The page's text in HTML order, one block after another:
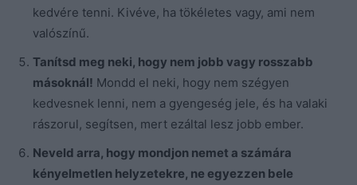
kedvére tenni. Kivéve, ha tökéletes vagy, ami nem
valószínű.
Tanítsd meg neki, hogy nem jobb vagy rosszabb
másoknál! Mondd el neki, hogy nem szégyen
kedvesnek lenni, nem a gyengeség jele, és ha valaki
rászorul, segítsen, mert ezáltal lesz jobb ember.
Neveld arra, hogy mondjon nemet a számára
kényelmetlen helyzetekre, ne egyezzen bele